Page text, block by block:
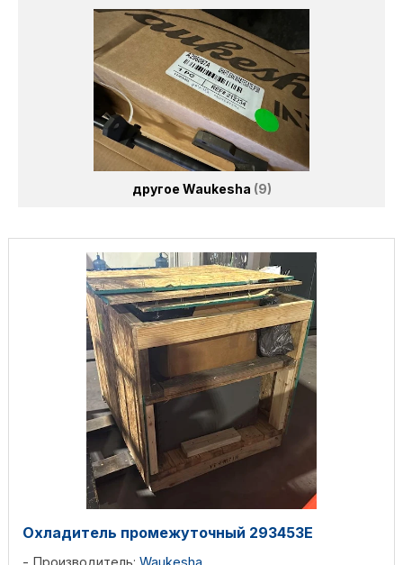
другое Waukesha 9
Охладитель промежуточный 293453E
Производитель: Waukesha